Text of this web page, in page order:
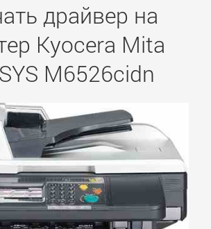
драйвер на
Kyocera Mita
M6526cidn